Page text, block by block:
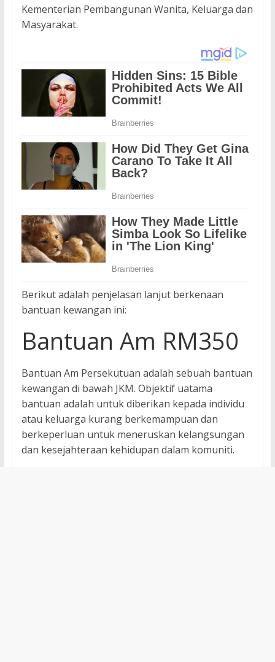
Kementerian Pembangunan Wanita, Keluarga dan
Masyarakat.
Berikut adalah penjelasan lanjut berkenaan
bantuan kewangan ini:
Bantuan Am RM350
Bantuan Am Persekutuan adalah sebuah bantuan
kewangan di bawah JKM. Objektif uatama
bantuan adalah untuk diberikan kepada individu
atau keluarga kurang berkemampuan dan
berkeperluan untuk meneruskan kelangsungan
dan kesejahteraan kehidupan dalam komuniti.